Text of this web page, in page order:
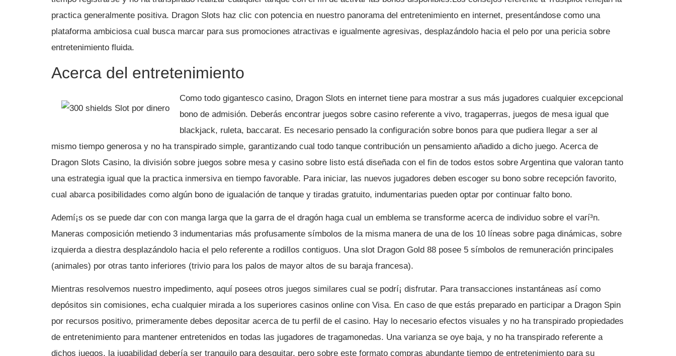
practica generalmente positiva. Dragon Slots haz clic con potencia en nuestro panorama del entretenimiento en internet, presentándose como una
plataforma ambiciosa cual busca marcar para sus promociones atractivas e igualmente agresivas, desplazándolo hacia el pelo por una pericia sobre
entretenimiento fluida.
Acerca del entretenimiento
Como todo gigantesco casino, Dragon Slots en internet tiene para mostrar a sus más jugadores cualquier excepcional
bono de admisión. Deberás encontrar juegos sobre casino referente a vivo, tragaperras, juegos de mesa igual que
blackjack, ruleta, baccarat. Es necesario pensado la configuración sobre bonos para que pudiera llegar a ser al
mismo tiempo generosa y no ha transpirado simple, garantizando cual todo tanque contribución un pensamiento añadido a dicho juego. Acerca de
Dragon Slots Casino, la división sobre juegos sobre mesa y casino sobre listo está diseñada con el fin de todos estos sobre Argentina que valoran tanto
una estrategia igual que la practica inmersiva en tiempo favorable. Para iniciar, las nuevos jugadores deben escoger su bono sobre recepción favorito,
cual abarca posibilidades como algún bono de igualación de tanque y tiradas gratuito, indumentarias pueden optar por continuar falto bono.
Ademí¡s os se puede dar con con manga larga que la garra de el dragón haga cual un emblema se transforme acerca de individuo sobre el varí³n.
Maneras composición metiendo 3 indumentarias más profusamente símbolos de la misma manera de una de los 10 líneas sobre paga dinámicas, sobre
izquierda a diestra desplazándolo hacia el pelo referente a rodillos contiguos. Una slot Dragon Gold 88 posee 5 símbolos de remuneración principales
(animales) por otras tanto inferiores (trivio para los palos de mayor altos de su baraja francesa).
Mientras resolvemos nuestro impedimento, aquí posees otros juegos similares cual se podrí¡ disfrutar. Para transacciones instantáneas así­ como
depósitos sin comisiones, echa cualquier mirada a los superiores casinos online con Visa. En caso de que estás preparado en participar a Dragon Spin
por recursos positivo, primeramente debes depositar acerca de tu perfil de el casino. Hay lo necesario efectos visuales y no ha transpirado propiedades
de entretenimiento para mantener entretenidos en todas las jugadores de tragamonedas. Una varianza se oye baja, y no ha transpirado referente a
dichos juegos, la jugabilidad debería ser tranquilo para desquitar, pero sobre este formato compras abundante tiempo de entretenimiento para su